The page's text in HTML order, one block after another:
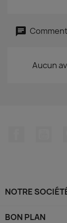
Aucun
NOTRE
BON PLAN